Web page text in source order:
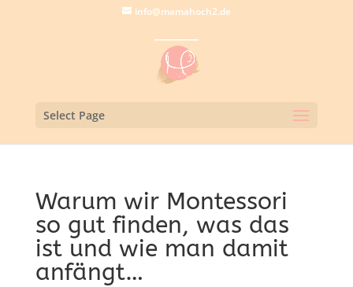
info@mamahoch2.de
Select Page
Warum wir Montessori
so gut finden, was das
ist und wie man damit
anfängt…